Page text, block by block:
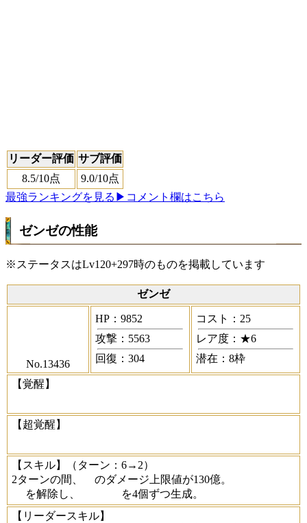
リーダー評価 サブ評価
8.5/10点 9.0/10点
最強ランキングを見る ▶コメント欄はこちら
ゼンゼの性能
※ステータスはLv120+297時のものを掲載しています
ゼンゼ
No.13436
HP：9852
攻撃：5563
回復：304
コスト：25
レア度：★6
潜在：8枠
【覚醒】
【超覚醒】
【スキル】
（ターン：6→2）
2ターンの間、
のダメージ上限値が130億。
を解除し、
を4個ずつ生成。
【リーダースキル】